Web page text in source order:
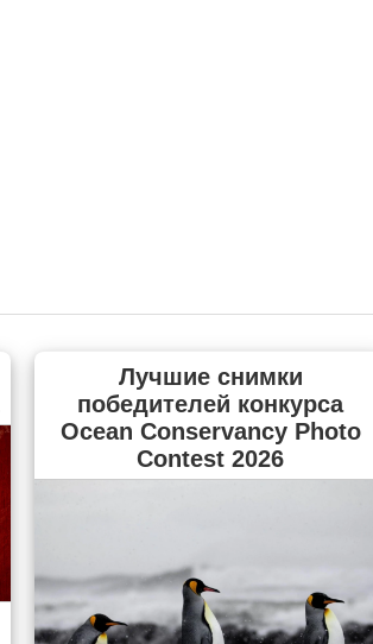
Лучшие снимки
победителей конкурса
Ocean Conservancy Photo
Contest 2026